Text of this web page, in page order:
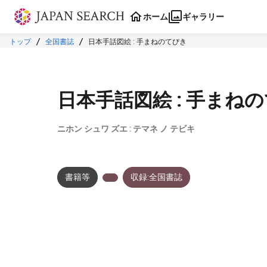
本文に飛ぶ
ホーム ギャラリー
トップ 全国書誌 日本手話図絵 : 手まねのてびき
日本手話図絵 : 手まね
ニホン シュワ ズエ : テマネ ノ テビキ
書籍等 収録:全国書誌